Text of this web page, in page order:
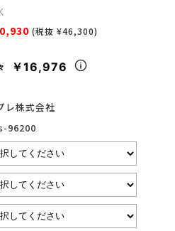
(税抜 ¥46,300)
￥16,976
レ株式会社
96200